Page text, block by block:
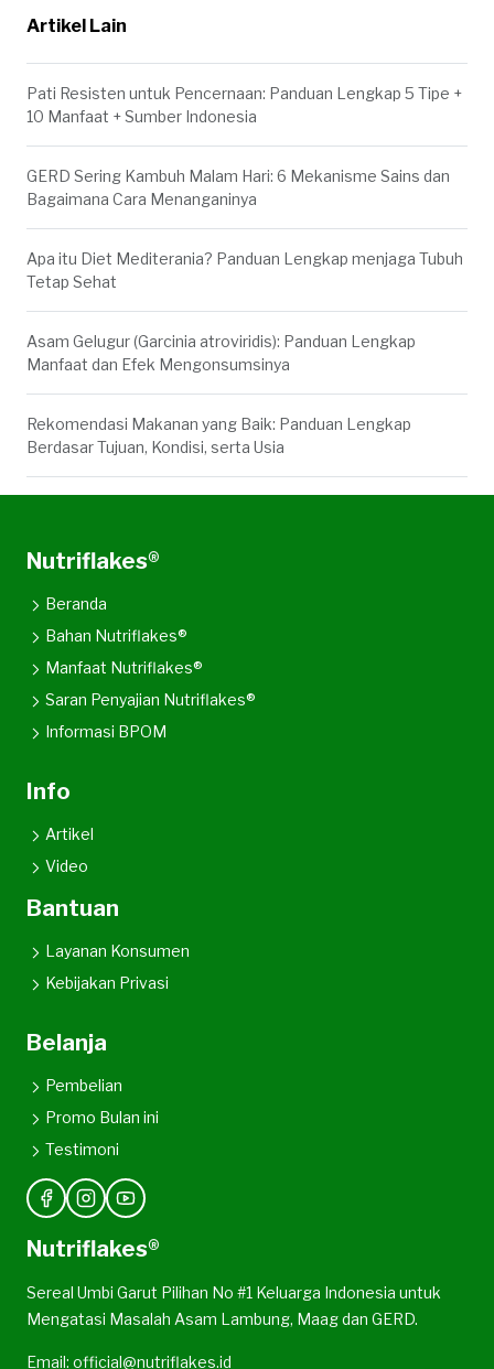
Artikel Lain
Pati Resisten untuk Pencernaan: Panduan Lengkap 5 Tipe +
10 Manfaat + Sumber Indonesia
GERD Sering Kambuh Malam Hari: 6 Mekanisme Sains dan
Bagaimana Cara Menanganinya
Apa itu Diet Mediterania? Panduan Lengkap menjaga Tubuh
Tetap Sehat
Asam Gelugur (Garcinia atroviridis): Panduan Lengkap
Manfaat dan Efek Mengonsumsinya
Rekomendasi Makanan yang Baik: Panduan Lengkap
Berdasar Tujuan, Kondisi, serta Usia
Nutriflakes®
Beranda
Bahan Nutriflakes®
Manfaat Nutriflakes®
Saran Penyajian Nutriflakes®
Informasi BPOM
Info
Artikel
Video
Bantuan
Layanan Konsumen
Kebijakan Privasi
Belanja
Pembelian
Promo Bulan ini
Testimoni
Nutriflakes®
Sereal Umbi Garut Pilihan No #1 Keluarga Indonesia untuk
Mengatasi Masalah Asam Lambung, Maag dan GERD.
Email: official@nutriflakes.id